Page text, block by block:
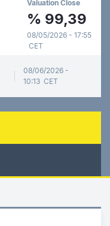
Valuation Close
% 99,39
08/05/2026 - 17:55
CET
08/06/2026 -
10:13 CET